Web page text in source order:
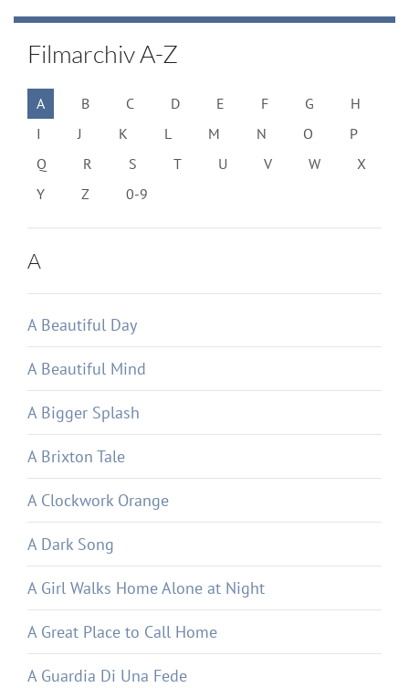
Filmarchiv A-Z
A B C D E F G
H
I
J K L M N O
P
Q
R S T U V W
X
Y
Z 0-9
A
A Beautiful Day
A Beautiful Mind
A Bigger Splash
A Brixton Tale
A Clockwork Orange
A Dark Song
A Girl Walks Home Alone at Night
A Great Place to Call Home
A Guardia Di Una Fede